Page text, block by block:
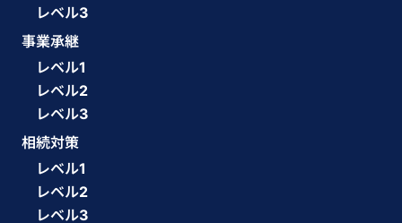
レベル3
事業承継
レベル1
レベル2
レベル3
相続対策
レベル1
レベル2
レベル3